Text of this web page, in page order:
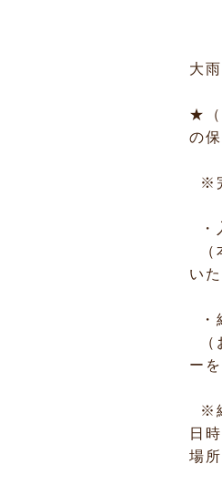
大
★（
の
※
・
（
い
・
（
ー
※
日
場